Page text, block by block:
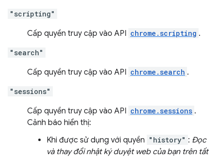
"scripting"
Cấp quyền truy cập vào API chrome.scripting .
"search"
Cấp quyền truy cập vào API chrome.search .
"sessions"
Cấp quyền truy cập vào API chrome.sessions .
Cảnh báo hiển thị:
Khi được sử dụng với quyền "history" : Đọc
và thay đổi nhật ký duyệt web của bạn trên tất